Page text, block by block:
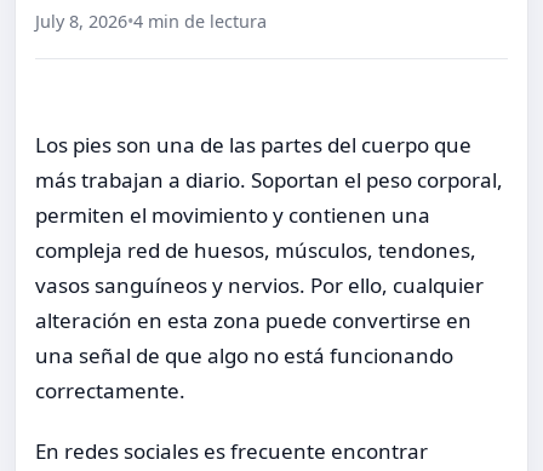
July 8, 2026•4 min de lectura
Los pies son una de las partes del cuerpo que
más trabajan a diario. Soportan el peso corporal,
permiten el movimiento y contienen una
compleja red de huesos, músculos, tendones,
vasos sanguíneos y nervios. Por ello, cualquier
alteración en esta zona puede convertirse en
una señal de que algo no está funcionando
correctamente.
En redes sociales es frecuente encontrar